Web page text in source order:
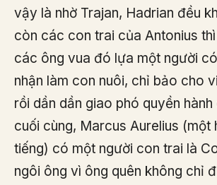
vậy là nhờ Trajan, Hadrian đều
còn các con trai của Antonius
các ông vua đó lựa một người
nhận làm con nuôi, chỉ bảo cho
rồi dần dần giao phó quyền
cuối cùng, Marcus Aurelius (một
tiếng) có một người con trai là
ngôi ông vì ông quên không chỉ